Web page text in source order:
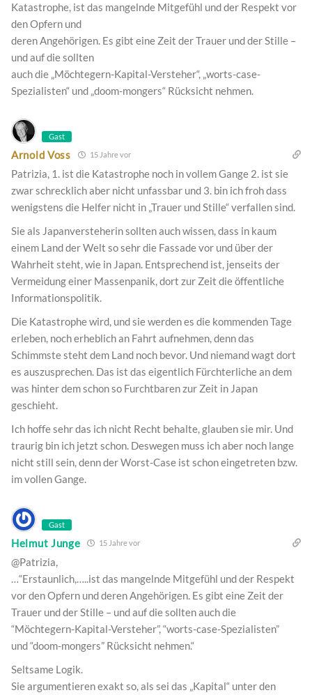
Katastrophe, ist das mangelnde Mitgefühl und der Respekt vor
den Opfern und
deren Angehörigen. Es gibt eine Zeit der Trauer und der Stille –
und auf die sollten
auch die „Möchtegern-Kapital-Versteher“, „worts-case-
Spezialisten“ und „doom-mongers“ Rücksicht nehmen.
Gast
Arnold Voss 15 Jahre vor
Patrizia, 1. ist die Katastrophe noch in vollem Gange 2. ist sie
zwar schrecklich aber nicht unfassbar und 3. bin ich froh dass
wenigstens die Helfer nicht in „Trauer und Stille“ verfallen sind.
Sie als Japanversteherin sollten auch wissen, dass in kaum
einem Land der Welt so sehr die Fassade vor und über der
Wahrheit steht, wie in Japan. Entsprechend ist, jenseits der
Vermeidung einer Massenpanik, dort zur Zeit die öffentliche
Informationspolitik.
Die Katastrophe wird, und sie werden es die kommenden Tage
erleben, noch erheblich an Fahrt aufnehmen, denn das
Schimmste steht dem Land noch bevor. Und niemand wagt dort
es auszusprechen. Das ist das eigentlich Fürchterliche an dem
was hinter dem schon so Furchtbaren zur Zeit in Japan
geschieht.
Ich hoffe sehr das ich nicht Recht behalte, glauben sie mir. Und
traurig bin ich jetzt schon. Deswegen muss ich aber noch lange
nicht still sein, denn der Worst-Case ist schon eingetreten bzw.
im vollen Gange.
Gast
Helmut Junge 15 Jahre vor
@Patrizia,
…“Erstaunlich,…..ist das mangelnde Mitgefühl und der Respekt
vor den Opfern und deren Angehörigen. Es gibt eine Zeit der
Trauer und der Stille – und auf die sollten auch die
“Möchtegern-Kapital-Versteher”, “worts-case-Spezialisten”
und “doom-mongers” Rücksicht nehmen.“
Seltsame Logik.
Sie argumentieren exakt so, als sei das „Kapital“ unter den